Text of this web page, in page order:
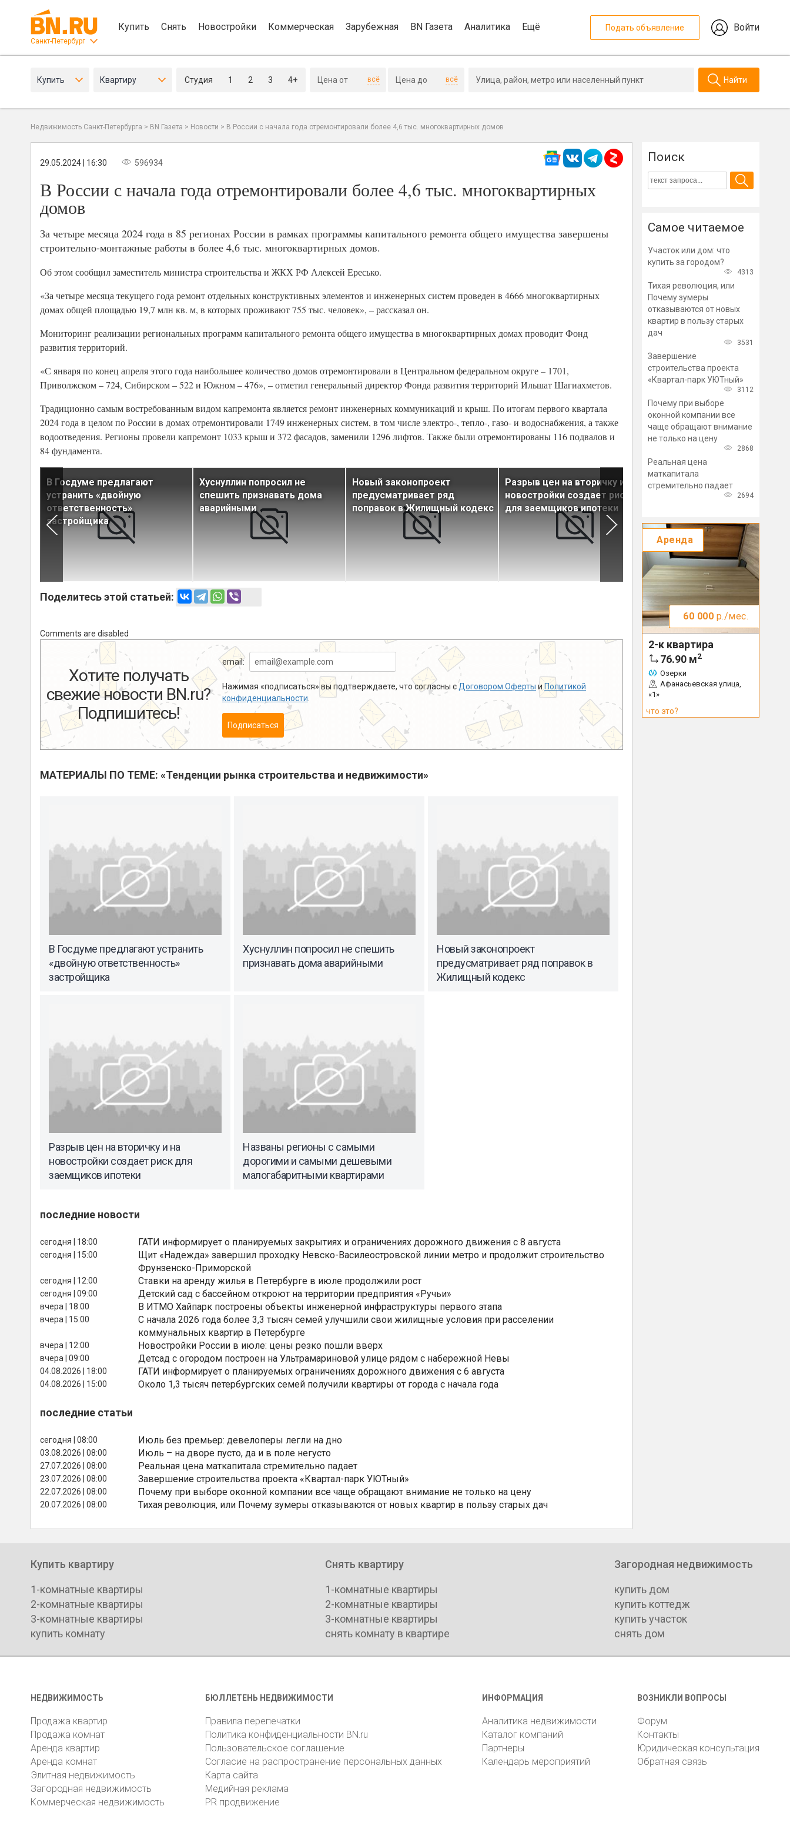
Санкт-Петербург
Купить Снять Новостройки Коммерческая Зарубежная BN Газета Аналитика Ещё Подать объявление Войти
Купить Квартиру Студия 1 2 3 4+ всё всё Найти
Недвижимость Санкт-Петербурга > BN Газета > Новости > В России с начала года отремонтировали более 4,6 тыс. многоквартирных домов
29.05.2024 | 16:30 596934
В России с начала года отремонтировали более 4,6 тыс. многоквартирных
домов
За четыре месяца 2024 года в 85 регионах России в рамках программы капитального ремонта общего имущества завершены
строительно-монтажные работы в более 4,6 тыс. многоквартирных домов.
Об этом сообщил заместитель министра строительства и ЖКХ РФ Алексей Ересько.
«За четыре месяца текущего года ремонт отдельных конструктивных элементов и инженерных систем проведен в 4666 многоквартирных
домах общей площадью 19,7 млн кв. м, в которых проживают 755 тыс. человек», – рассказал он.
Мониторинг реализации региональных программ капитального ремонта общего имущества в многоквартирных домах проводит Фонд
развития территорий.
«С января по конец апреля этого года наибольшее количество домов отремонтировали в Центральном федеральном округе – 1701,
Приволжском – 724, Сибирском – 522 и Южном – 476», – отметил генеральный директор Фонда развития территорий Ильшат Шагиахметов.
Традиционно самым востребованным видом капремонта является ремонт инженерных коммуникаций и крыш. По итогам первого квартала
2024 года в целом по России в домах отремонтировали 1749 инженерных систем, в том числе электро-, тепло-, газо- и водоснабжения, а также
водоотведения. Регионы провели капремонт 1033 крыш и 372 фасадов, заменили 1296 лифтов. Также были отремонтированы 116 подвалов и
84 фундамента.
В Госдуме предлагают
устранить «двойную
ответственность»
застройщика
Хуснуллин попросил не
спешить признавать дома
аварийными
Новый законопроект
предусматривает ряд
поправок в Жилищный кодекс
Разрыв цен на вторичку и на
новостройки создает риск
для заемщиков ипотеки
Названы регионы с самыми
дорогими и самыми
квартирами
Поделитесь этой статьей:
Comments are disabled
Хотите получать
свежие новости BN.ru?
Подпишитесь!
email:
Нажимая «подписаться» вы подтверждаете, что согласны с Договором Оферты и Политикой
конфиденциальности
Подписаться
МАТЕРИАЛЫ ПО ТЕМЕ: «Тенденции рынка строительства и недвижимости»
В Госдуме предлагают устранить
«двойную ответственность»
застройщика
Хуснуллин попросил не спешить
признавать дома аварийными
Новый законопроект
предусматривает ряд поправок в
Жилищный кодекс
Разрыв цен на вторичку и на
новостройки создает риск для
заемщиков ипотеки
Названы регионы с самыми
дорогими и самыми дешевыми
малогабаритными квартирами
последние новости
сегодня | 18:00 ГАТИ информирует о планируемых закрытиях и ограничениях дорожного движения с 8 августа
сегодня | 15:00
Щит «Надежда» завершил проходку Невско-Василеостровской линии метро и продолжит строительство
Фрунзенско-Приморской
сегодня | 12:00 Ставки на аренду жилья в Петербурге в июле продолжили рост
сегодня | 09:00 Детский сад с бассейном откроют на территории предприятия «Ручьи»
вчера | 18:00 В ИТМО Хайпарк построены объекты инженерной инфраструктуры первого этапа
вчера | 15:00
С начала 2026 года более 3,3 тысяч семей улучшили свои жилищные условия при расселении
коммунальных квартир в Петербурге
вчера | 12:00 Новостройки России в июле: цены резко пошли вверх
вчера | 09:00 Детсад с огородом построен на Ультрамариновой улице рядом с набережной Невы
04.08.2026 | 18:00 ГАТИ информирует о планируемых ограничениях дорожного движения с 6 августа
04.08.2026 | 15:00 Около 1,3 тысяч петербургских семей получили квартиры от города с начала года
последние статьи
сегодня | 08:00 Июль без премьер: девелоперы легли на дно
03.08.2026 | 08:00 Июль – на дворе пусто, да и в поле негусто
27.07.2026 | 08:00 Реальная цена маткапитала стремительно падает
23.07.2026 | 08:00 Завершение строительства проекта «Квартал-парк УЮТный»
22.07.2026 | 08:00 Почему при выборе оконной компании все чаще обращают внимание не только на цену
20.07.2026 | 08:00 Тихая революция, или Почему зумеры отказываются от новых квартир в пользу старых дач
Поиск
Самое читаемое
Участок или дом: что
купить за городом?
4313
Тихая революция, или
Почему зумеры
отказываются от новых
квартир в пользу старых
дач
3531
Завершение
строительства проекта
«Квартал-парк УЮТный»
3112
Почему при выборе
оконной компании все
чаще обращают внимание
не только на цену
2868
Реальная цена
маткапитала
стремительно падает
2694
Аренда
60 000 р./мес.
2-к квартира
76.90 м2
Озерки
Афанасьевская улица,
«1»
что это?
Купить квартиру
1-комнатные квартиры
2-комнатные квартиры
3-комнатные квартиры
купить комнату
Снять квартиру
1-комнатные квартиры
2-комнатные квартиры
3-комнатные квартиры
снять комнату в квартире
Загородная недвижимость
купить дом
купить коттедж
купить участок
снять дом
НЕДВИЖИМОСТЬ
Продажа квартир
Продажа комнат
Аренда квартир
Аренда комнат
Элитная недвижимость
Загородная недвижимость
Коммерческая недвижимость
БЮЛЛЕТЕНЬ НЕДВИЖИМОСТИ
Правила перепечатки
Политика конфиденциальности BN.ru
Пользовательское соглашение
Согласие на распространение персональных данных
Карта сайта
Медийная реклама
PR продвижение
ИНФОРМАЦИЯ
Аналитика недвижимости
Каталог компаний
Партнеры
Календарь мероприятий
ВОЗНИКЛИ ВОПРОСЫ
Форум
Контакты
Юридическая консультация
Обратная связь